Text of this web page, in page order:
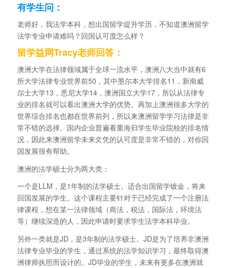
有学生问：
老师好，我法学本科，想出国留学提升学历，不知道澳洲留学
法学专业申请难吗？回国认可度怎么样？
留学益网Tracy老师回答：
澳洲大学在法律领域属于全球一流水平，澳洲八大当中就有6
所大学法律专业世界前50，其中墨尔本大学排名11，新南威
尔士大学13，悉尼大学14，澳洲国立大学17，所以从法律专
业的排名就可以看出澳洲大学的优势。再加上澳洲很多大学的
世界综合排名也都在世界前列，所以来澳洲留学学习法律是非
常不错的选择。国内企业普遍看重海归学生毕业院校的排名情
况，因此来澳洲留学未来文凭的认可度是非常不错的，对你回
国发展很有帮助。
澳洲的法学硕士分为两大类：
一个是LLM，是1年制的法学硕士。适合出国留学镀金，将来
回国发展的学生。这个课程主要针对于已经完成了一个注册法
律课程，想在某一法律领域（商法，税法，国际法，环境法
等）继续深造的人，因此申请时要求学生法学本科毕业。
另外一类就是JD，是3年制的法学硕士。JD是为了培养非澳洲
法律专业毕业的学生，通过系统的法学知识学习，最终取得澳
洲律师执照而设计的。JD毕业的学生，未来有更多在澳洲就